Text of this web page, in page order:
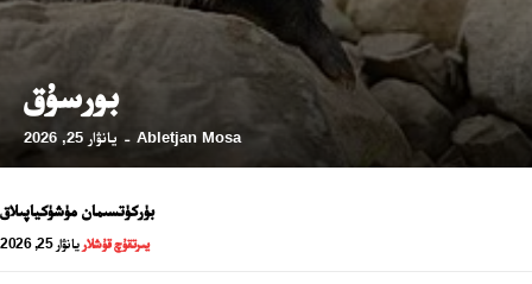
بورسۇق
Abletjan Mosa
- يانۋار 25, 2026
بۈركۈتسىمان مۈشۈكياپىلاق
يىرتقۇچ قۇشلار يانۋار 25, 2026